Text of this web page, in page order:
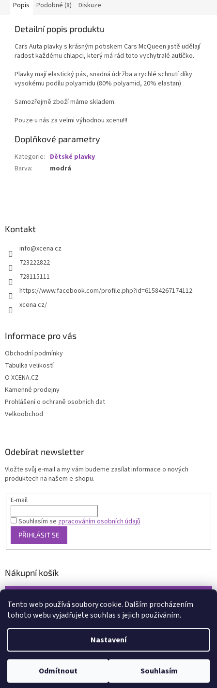
Tento web používá soubory cookie. Dalším procházením
tohoto webu vyjadřujete souhlas s jejich používáním.
Nastavení
Odmítnout Souhlasím
Popis Podobné (8) Diskuze
Detailní popis produktu
Cars Auta plavky s krásným potiskem Cars McQueen jistě udělají
radost každému chlapci, který má rád toto vychytralé autíčko.
Plavky mají elastický pás, snadná údržba a rychlé schnutí díky
vysokému podílu polyamidu (80% polyamid, 20% elastan)
Samozřejmě zboží máme skladem.
Pouze u nás za velmi výhodnou xcenu!!!
Doplňkové parametry
Kategorie: Dětské plavky
Barva: modrá
Kontakt
info@xcena.cz
723222822
728115111
https://www.facebook.com/profile.php?id=61584267174112
xcena.cz/
Informace pro vás
Obchodní podmínky
Tabulka velikostí
O XCENA.CZ
Kamenné prodejny
Prohlášení o ochraně osobních dat
Velkoobchod
Odebírat newsletter
Vložte svůj e-mail a my vám budeme zasílat informace o nových
produktech na našem e-shopu.
E-mail
Souhlasím sezpracováním osobních údajů
PŘIHLÁSIT SE
Nákupní košík
Vytvořil Shoptet
Copyright 2026www.xcena.cz. Všechna práva vyhrazena.Upravit